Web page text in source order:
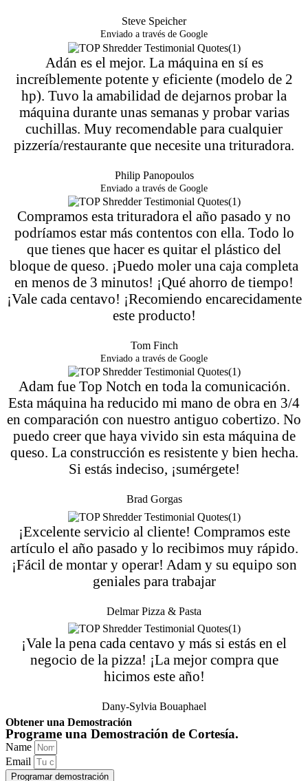
Steve Speicher
Enviado a través de Google
Adán es el mejor. La máquina en sí es
increíblemente potente y eficiente (modelo de 2
hp). Tuvo la amabilidad de dejarnos probar la
máquina durante unas semanas y probar varias
cuchillas. Muy recomendable para cualquier
pizzería/restaurante que necesite una trituradora.
Philip Panopoulos
Enviado a través de Google
Compramos esta trituradora el año pasado y no
podríamos estar más contentos con ella. Todo lo
que tienes que hacer es quitar el plástico del
bloque de queso. ¡Puedo moler una caja completa
en menos de 3 minutos! ¡Qué ahorro de tiempo!
¡Vale cada centavo! ¡Recomiendo encarecidamente
este producto!
Tom Finch
Enviado a través de Google
Adam fue Top Notch en toda la comunicación.
Esta máquina ha reducido mi mano de obra en 3/4
en comparación con nuestro antiguo cobertizo. No
puedo creer que haya vivido sin esta máquina de
queso. La construcción es resistente y bien hecha.
Si estás indeciso, ¡sumérgete!
Brad Gorgas
¡Excelente servicio al cliente! Compramos este
artículo el año pasado y lo recibimos muy rápido.
¡Fácil de montar y operar! Adam y su equipo son
geniales para trabajar
Delmar Pizza & Pasta
¡Vale la pena cada centavo y más si estás en el
negocio de la pizza! ¡La mejor compra que
hicimos este año!
Dany-Sylvia Bouaphael
Obtener una Demostración
Programe una Demostración de Cortesía.
Name
Email
Programar demostración